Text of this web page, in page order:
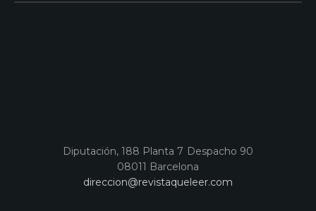
Diputación, 188 Planta 7 Despacho 90
08011 Barcelona
direccion@revistaqueleer.com